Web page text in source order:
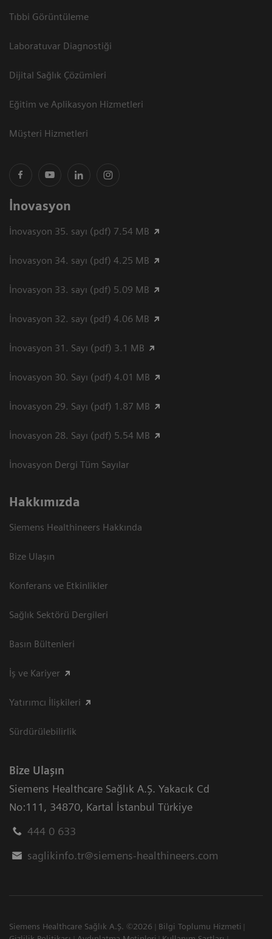
Tıbbi Görüntüleme
Laboratuvar Diagnostiği
Dijital Sağlık Çözümleri
Eğitim ve Aplikasyon Hizmetleri
Müşteri Hizmetleri
İnovasyon
İnovasyon 35. sayı (pdf) 7.54 MB
İnovasyon 34. sayı (pdf) 4.25 MB
İnovasyon 33. sayı (pdf) 5.09 MB
İnovasyon 32. sayı (pdf) 4.06 MB
İnovasyon 31. Sayı (pdf) 3.1 MB
İnovasyon 30. Sayı (pdf) 4.01 MB
İnovasyon 29. Sayı (pdf) 1.87 MB
İnovasyon 28. Sayı (pdf) 5.54 MB
İnovasyon Dergi Tüm Sayılar
Hakkımızda
Siemens Healthineers Hakkında
Bize Ulaşın
Konferans ve Etkinlikler
Sağlık Sektörü Dergileri
Basın Bültenleri
İş ve Kariyer
Yatırımcı İlişkileri
Sürdürülebilirlik
Bize Ulaşın
Siemens Healthcare Sağlık A.Ş. Yakacık Cd
No:111 , 34870, Kartal İstanbul Türkiye
444 0 633
saglikinfo.tr@siemens-healthineers.com
Siemens Healthcare Sağlık A.Ş. ©2026
Bilgi Toplumu Hizmeti